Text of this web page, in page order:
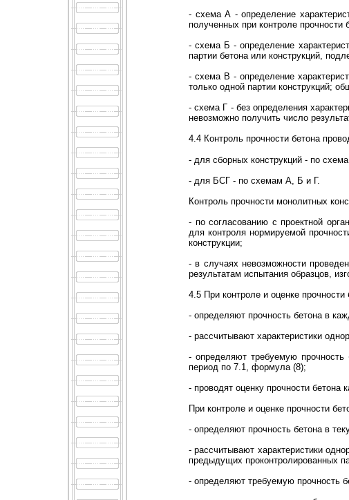
- схема А - определение
полученных при контроле
- схема Б - определение
партии бетона или конструкций,
- схема В - определение
только одной партии конструкций;
- схема Г - без определения
невозможно получить число
4.4 Контроль прочности бетона
- для сборных конструкций - по
- для БСГ - по схемам А, Б и Г.
Контроль прочности монолитных
- по согласованию с проектной
для контроля нормируемой
конструкции;
- в случаях невозможности
результатам испытания образцов,
4.5 При контроле и оценке
- определяют прочность бетона в
- рассчитывают характеристики
- определяют требуемую прочность
период по 7.1, формула (8);
- проводят оценку прочности бетона
При контроле и оценке прочности
- определяют прочность бетона в
- рассчитывают характеристики
предыдущих проконтролированных
- определяют требуемую прочность